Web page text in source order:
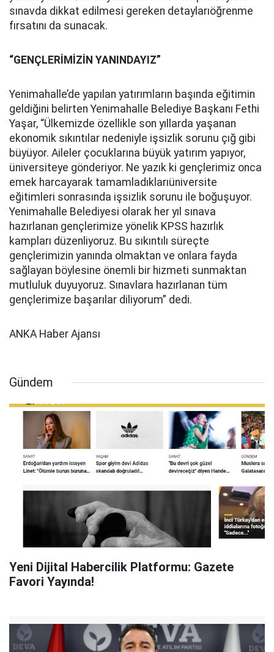
sınavda dikkat edilmesi gereken detaylarıöğrenme
fırsatını da sunacak.
“GENÇLERİMİZİN YANINDAYIZ”
Yenimahalle’de yapılan yatırımların başında eğitimin
geldiğini belirten Yenimahalle Belediye Başkanı Fethi
Yaşar, “Ülkemizde özellikle son yıllarda yaşanan
ekonomik sıkıntılar nedeniyle işsizlik sorunu çığ gibi
büyüyor. Aileler çocuklarına büyük yatırım yapıyor,
üniversiteye gönderiyor. Ne yazık ki gençlerimiz onca
emek harcayarak tamamladıklarıüniversite
eğitimleri sonrasında işsizlik sorunu ile boğuşuyor.
Yenimahalle Belediyesi olarak her yıl sınava
hazırlanan gençlerimize yönelik KPSS hazırlık
kampları düzenliyoruz. Bu sıkıntılı süreçte
gençlerimizin yanında olmaktan ve onlara fayda
sağlayan böylesine önemli bir hizmeti sunmaktan
mutluluk duyuyoruz. Sınavlara hazırlanan tüm
gençlerimize başarılar diliyorum” dedi.
ANKA Haber Ajansı
Gündem
Yeni Dijital Habercilik Platformu: Gazete
Favori Yayında!